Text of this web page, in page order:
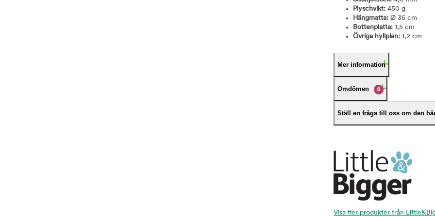
Plyschvikt: 450 g
Hängmatta: Ø 35 cm
Bottenplatta: 1,5 cm
Övriga hyllplan: 1,2 cm
Mer information
Omdömen 0
Ställ en fråga till oss om den
Visa fler produkter från